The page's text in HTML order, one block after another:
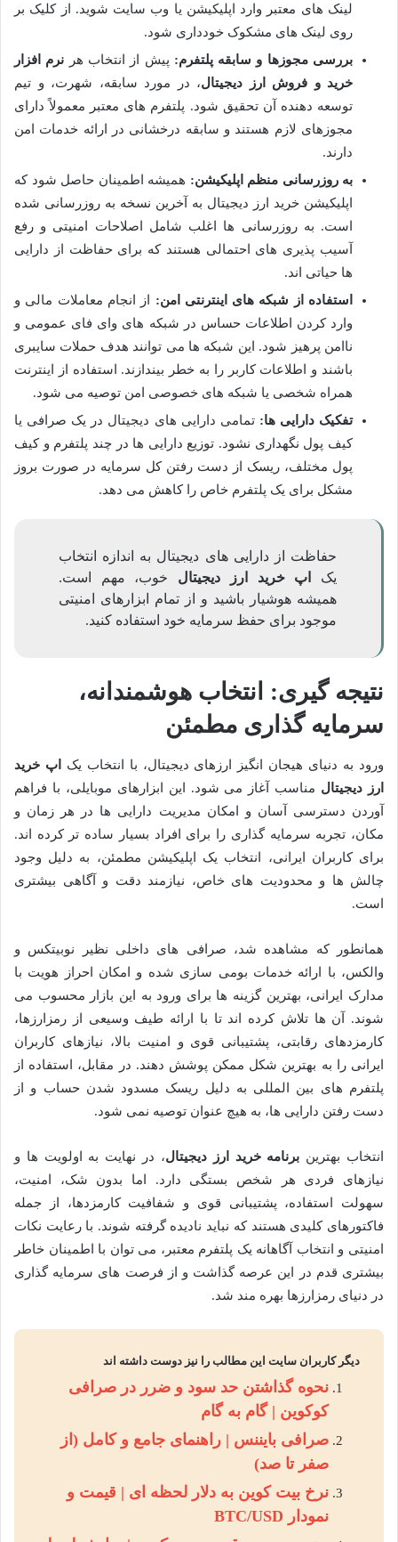
لینک های معتبر وارد اپلیکیشن یا وب سایت شوید. از کلیک بر
روی لینک های مشکوک خودداری شود.
بررسی مجوزها و سابقه پلتفرم: پیش از انتخاب هر نرم افزار
خرید و فروش ارز دیجیتال، در مورد سابقه، شهرت، و تیم
توسعه دهنده آن تحقیق شود. پلتفرم های معتبر معمولاً دارای
مجوزهای لازم هستند و سابقه درخشانی در ارائه خدمات امن
دارند.
به روزرسانی منظم اپلیکیشن: همیشه اطمینان حاصل شود که
اپلیکیشن خرید ارز دیجیتال به آخرین نسخه به روزرسانی شده
است. به روزرسانی ها اغلب شامل اصلاحات امنیتی و رفع
آسیب پذیری های احتمالی هستند که برای حفاظت از دارایی
ها حیاتی اند.
استفاده از شبکه های اینترنتی امن: از انجام معاملات مالی و
وارد کردن اطلاعات حساس در شبکه های وای فای عمومی و
ناامن پرهیز شود. این شبکه ها می توانند هدف حملات سایبری
باشند و اطلاعات کاربر را به خطر بیندازند. استفاده از اینترنت
همراه شخصی یا شبکه های خصوصی امن توصیه می شود.
تفکیک دارایی ها: تمامی دارایی های دیجیتال در یک صرافی یا
کیف پول نگهداری نشود. توزیع دارایی ها در چند پلتفرم و کیف
پول مختلف، ریسک از دست رفتن کل سرمایه در صورت بروز
مشکل برای یک پلتفرم خاص را کاهش می دهد.
حفاظت از دارایی های دیجیتال به اندازه انتخاب
یک
اپ خرید ارز دیجیتال خوب، مهم است.
همیشه هوشیار باشید و از تمام ابزارهای امنیتی
موجود برای حفظ سرمایه خود استفاده کنید.
نتیجه گیری: انتخاب هوشمندانه،
سرمایه گذاری مطمئن
ورود به دنیای هیجان انگیز ارزهای دیجیتال، با انتخاب یک
اپ خرید
ارز دیجیتال مناسب آغاز می شود. این ابزارهای موبایلی، با فراهم
آوردن دسترسی آسان و امکان مدیریت دارایی ها در هر زمان و
مکان، تجربه سرمایه گذاری را برای افراد بسیار ساده تر کرده اند.
برای کاربران ایرانی، انتخاب یک اپلیکیشن مطمئن، به دلیل وجود
چالش ها و محدودیت های خاص، نیازمند دقت و آگاهی بیشتری
است.
همانطور که مشاهده شد، صرافی های داخلی نظیر نوبیتکس و
والکس، با ارائه خدمات بومی سازی شده و امکان احراز هویت با
مدارک ایرانی، بهترین گزینه ها برای ورود به این بازار محسوب می
شوند. آن ها تلاش کرده اند تا با ارائه طیف وسیعی از رمزارزها،
کارمزدهای رقابتی، پشتیبانی قوی و امنیت بالا، نیازهای کاربران
ایرانی را به بهترین شکل ممکن پوشش دهند. در مقابل، استفاده از
پلتفرم های بین المللی به دلیل ریسک مسدود شدن حساب و از
دست رفتن دارایی ها، به هیچ عنوان توصیه نمی شود.
انتخاب بهترین برنامه خرید ارز دیجیتال، در نهایت به اولویت ها و
نیازهای فردی هر شخص بستگی دارد. اما بدون شک، امنیت،
سهولت استفاده، پشتیبانی قوی و شفافیت کارمزدها، از جمله
فاکتورهای کلیدی هستند که نباید نادیده گرفته شوند. با رعایت نکات
امنیتی و انتخاب آگاهانه یک پلتفرم معتبر، می توان با اطمینان خاطر
بیشتری قدم در این عرصه گذاشت و از فرصت های سرمایه گذاری
در دنیای رمزارزها بهره مند شد.
دیگر کاربران سایت این مطالب را نیز دوست داشته اند
نحوه گذاشتن حد سود و ضرر در صرافی
کوکوین | گام به گام
صرافی بایننس | راهنمای جامع و کامل (از
صفر تا صد)
نرخ بیت کوین به دلار لحظه ای | قیمت و
نمودار BTC/USD